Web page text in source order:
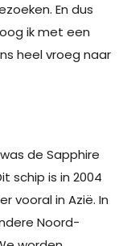
En dus
ik met een
heel vroeg naar
de Sapphire
schip is in 2004
vooral in Azië. In
Noord-